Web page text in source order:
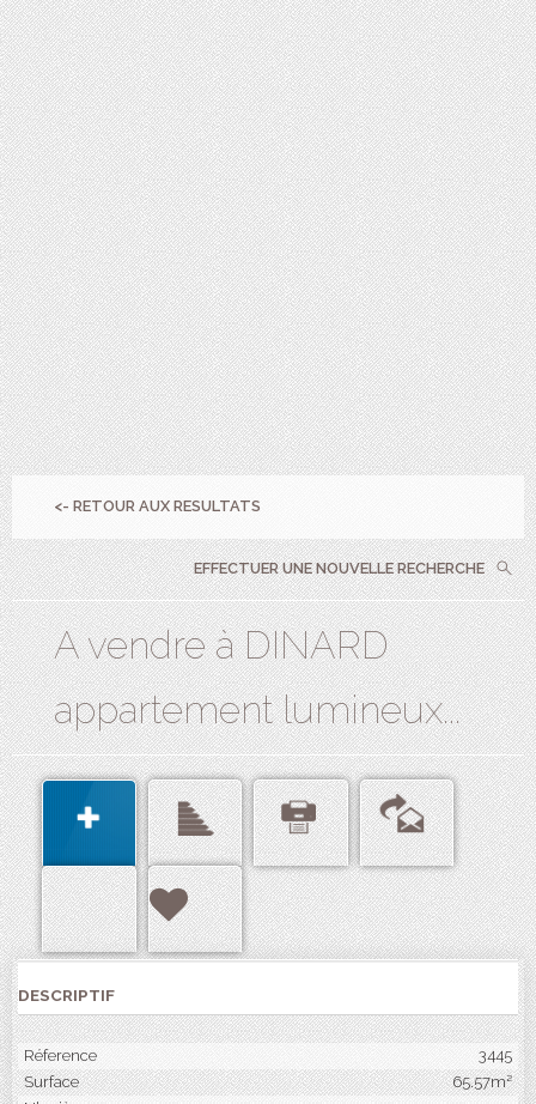
<- RETOUR AUX RESULTATS
EFFECTUER UNE NOUVELLE RECHERCHE
A vendre à DINARD
appartement lumineux...
DESCRIPTIF
Réference
3445
Surface
65.57m²